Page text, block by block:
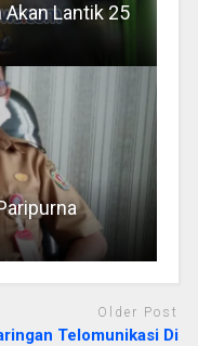
Akan Lantik 25
Older Post
Telomunikasi Di